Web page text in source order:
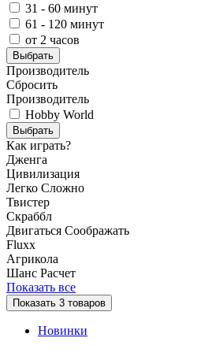
31 - 60 минут
61 - 120 минут
от 2 часов
Выбрать
Производитель
Сбросить
Производитель
Hobby World
Выбрать
Как играть?
Дженга
Цивилизация
Легко Сложно
Твистер
Скраббл
Двигаться Соображать
Fluxx
Агрикола
Шанс Расчет
Показать все
Показать 3 товаров
Новинки